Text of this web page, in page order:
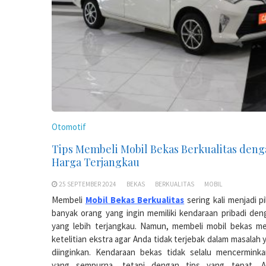
Otomotif
Tips Membeli Mobil Bekas Berkualitas
Harga Terjangkau
25 SEPTEMBER 2024 BEKAS BERKUALITAS MOBIL
Membeli Mobil Bekas Berkualitas sering kali menjadi
banyak orang yang ingin memiliki kendaraan pribadi
yang lebih terjangkau. Namun, membeli mobil bekas
ketelitian ekstra agar Anda tidak terjebak dalam masalah
diinginkan. Kendaraan bekas tidak selalu